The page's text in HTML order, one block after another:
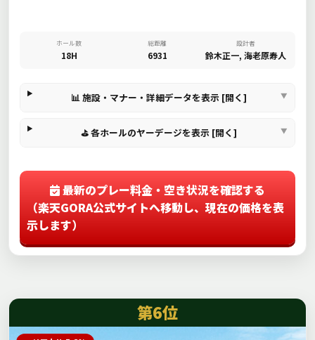
ホール数
18H
総距離
6931
設計者
鈴木正一, 海老原寿人
📊 施設・マナー・詳細データを表示 [開く]
⛳ 各ホールのヤーデージを表示 [開く]
最新のプレー料金・空き状況を確認する
（楽天GORA公式サイトへ移動し、現在の価格を表
示します）
第6位